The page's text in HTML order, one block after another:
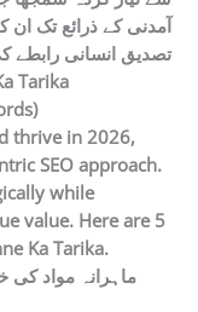
آمدنی کے ذرائع تک
تصدیق انسانی رابطے
Tarika
thrive in 2026,
SEO approach.
while
value. Here are 5
Ka Tarika.